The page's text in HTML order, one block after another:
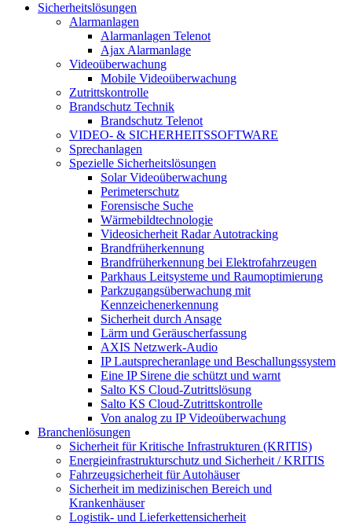
Sicherheitslösungen
Alarmanlagen
Alarmanlagen Telenot
Ajax Alarmanlage
Videoüberwachung
Mobile Videoüberwachung
Zutrittskontrolle
Brandschutz Technik
Brandschutz Telenot
VIDEO- & SICHERHEITSSOFTWARE
Sprechanlagen
Spezielle Sicherheitslösungen
Solar Videoüberwachung
Perimeterschutz
Forensische Suche
Wärmebildtechnologie
Videosicherheit Radar Autotracking​
Brandfrüherkennung
Brandfrüherkennung bei Elektrofahrzeugen
Parkhaus Leitsysteme und Raumoptimierung
Parkzugangsüberwachung mit
Kennzeichenerkennung
Sicherheit durch Ansage
Lärm und Geräuscherfassung
AXIS Netzwerk-Audio
IP Lautsprecheranlage und Beschallungssystem
Eine IP Sirene die schützt und warnt
Salto KS Cloud-Zutrittslösung
Salto KS Cloud-Zutrittskontrolle
Von analog zu IP Videoüberwachung
Branchenlösungen
Sicherheit für Kritische Infrastrukturen (KRITIS)
Energieinfrastrukturschutz und Sicherheit / KRITIS
Fahrzeugsicherheit für Autohäuser
Sicherheit im medizinischen Bereich und
Krankenhäuser
Logistik- und Lieferkettensicherheit